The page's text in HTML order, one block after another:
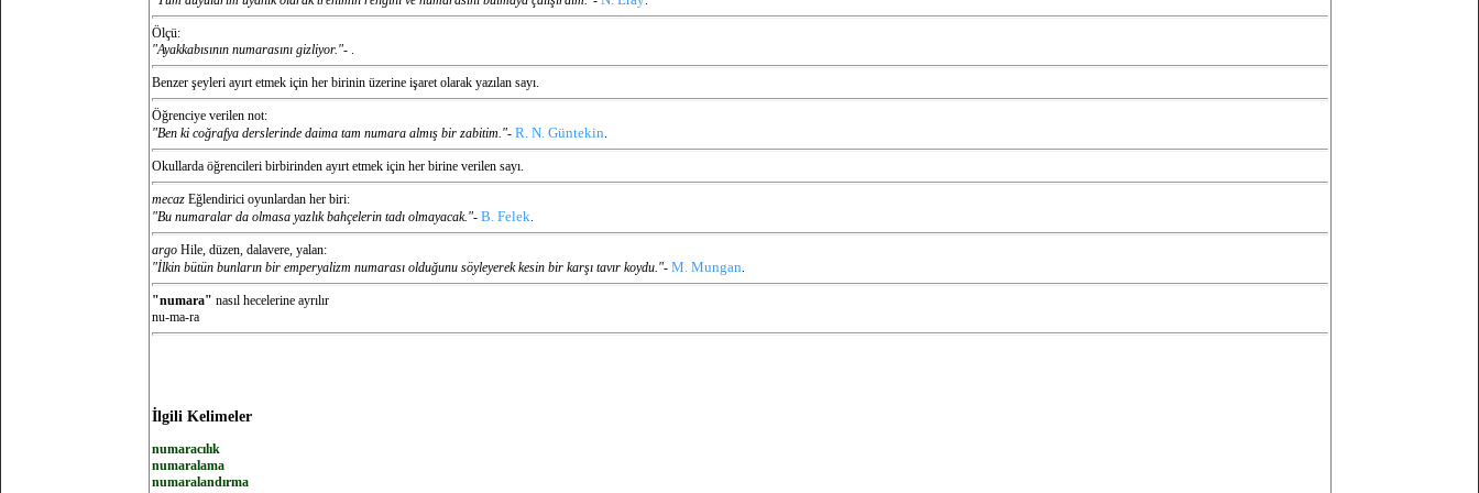
Ölçü:
"Ayakkabısının numarasını gizliyor."- .
Benzer şeyleri ayırt etmek için her birinin üzerine işaret olarak yazılan sayı.
Öğrenciye verilen not:
"Ben ki coğrafya derslerinde daima tam numara almış bir zabitim."- R. N. Güntekin.
Okullarda öğrencileri birbirinden ayırt etmek için her birine verilen sayı.
mecaz Eğlendirici oyunlardan her biri:
"Bu numaralar da olmasa yazlık bahçelerin tadı olmayacak."- B. Felek.
argo Hile, düzen, dalavere, yalan:
"İlkin bütün bunların bir emperyalizm numarası olduğunu söyleyerek kesin bir karşı tavır koydu."- M. Mungan.
"numara" nasıl hecelerine ayrılır
nu-ma-ra
İlgili Kelimeler
numaracılık
numaralama
numaralandırma